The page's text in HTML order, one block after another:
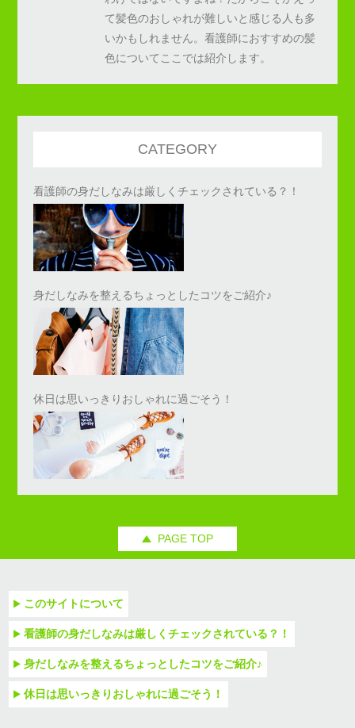
て髪色のおしゃれが難しいと感じる人も多
いかもしれません。看護師におすすめの髪
色についてここでは紹介します。
CATEGORY
看護師の身だしなみは厳しくチェックされている？！
身だしなみを整えるちょっとしたコツをご紹介♪
休日は思いっきりおしゃれに過ごそう！
PAGE TOP
このサイトについて
看護師の身だしなみは厳しくチェックされている？！
身だしなみを整えるちょっとしたコツをご紹介♪
休日は思いっきりおしゃれに過ごそう！